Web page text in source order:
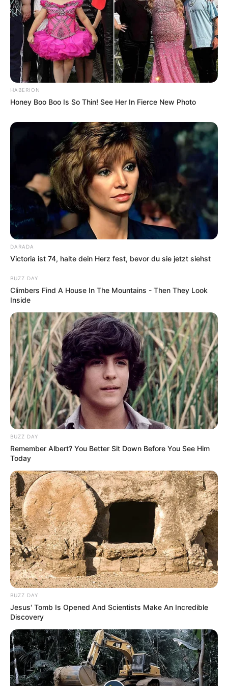
HABERION
Honey Boo Boo Is So Thin! See Her In Fierce New Photo
DARADA
Victoria ist 74, halte dein Herz fest, bevor du sie jetzt siehst
BUZZ DAY
Climbers Find A House In The Mountains - Then They Look
Inside
BUZZ DAY
Remember Albert? You Better Sit Down Before You See Him
Today
BUZZ DAY
Jesus' Tomb Is Opened And Scientists Make An Incredible
Discovery